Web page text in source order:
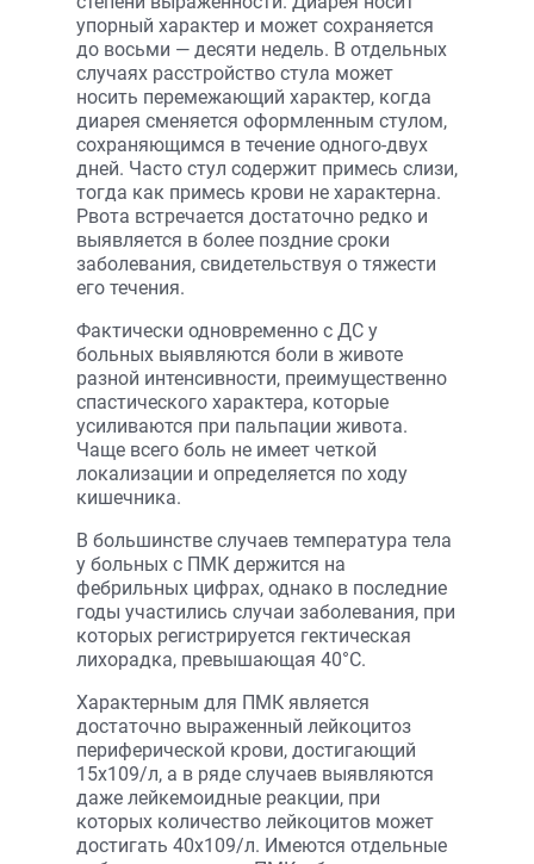
упорный характер и может сохраняется
до восьми — десяти недель. В отдельных
случаях расстройство стула может
носить перемежающий характер, когда
диарея сменяется оформленным стулом,
сохраняющимся в течение одного-двух
дней. Часто стул содержит примесь слизи,
тогда как примесь крови не характерна.
Рвота встречается достаточно редко и
выявляется в более поздние сроки
заболевания, свидетельствуя о тяжести
его течения.
Фактически одновременно с ДС у
больных выявляются боли в животе
разной интенсивности, преимущественно
спастического характера, которые
усиливаются при пальпации живота.
Чаще всего боль не имеет четкой
локализации и определяется по ходу
кишечника.
В большинстве случаев температура тела
у больных с ПМК держится на
фебрильных цифрах, однако в последние
годы участились случаи заболевания, при
которых регистрируется гектическая
лихорадка, превышающая 40°С.
Характерным для ПМК является
достаточно выраженный лейкоцитоз
периферической крови, достигающий
15х109/л, а в ряде случаев выявляются
даже лейкемоидные реакции, при
которых количество лейкоцитов может
достигать 40х109/л. Имеются отдельные